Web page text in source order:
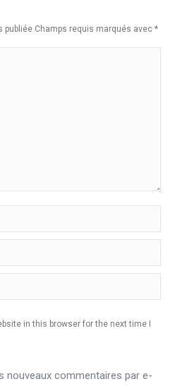
publiée Champs requis marqués avec *
in this browser for the next time I
nouveaux commentaires par e-